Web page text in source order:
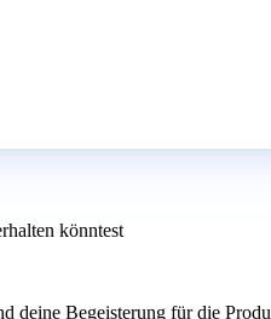
könntest
Begeisterung für die